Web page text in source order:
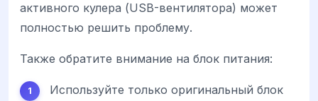
активного кулера (USB-вентилятора) может
полностью решить проблему.
Также обратите внимание на блок питания:
Используйте только оригинальный блок